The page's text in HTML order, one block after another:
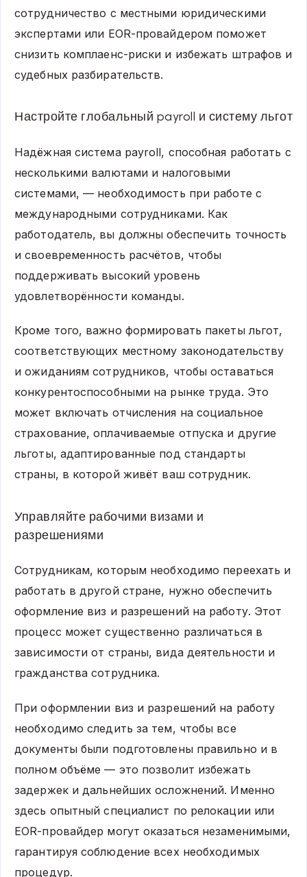
сотрудничество с местными юридическими
экспертами или EOR-провайдером поможет
снизить комплаенс-риски и избежать штрафов и
судебных разбирательств.
Настройте глобальный payroll и систему льгот
Надёжная система payroll, способная работать с
несколькими валютами и налоговыми
системами, — необходимость при работе с
международными сотрудниками. Как
работодатель, вы должны обеспечить точность
и своевременность расчётов, чтобы
поддерживать высокий уровень
удовлетворённости команды.
Кроме того, важно формировать пакеты льгот,
соответствующих местному законодательству
и ожиданиям сотрудников, чтобы оставаться
конкурентоспособными на рынке труда. Это
может включать отчисления на социальное
страхование, оплачиваемые отпуска и другие
льготы, адаптированные под стандарты
страны, в которой живёт ваш сотрудник.
Управляйте рабочими визами и
разрешениями
Сотрудникам, которым необходимо переехать и
работать в другой стране, нужно обеспечить
оформление виз и разрешений на работу. Этот
процесс может существенно различаться в
зависимости от страны, вида деятельности и
гражданства сотрудника.
При оформлении виз и разрешений на работу
необходимо следить за тем, чтобы все
документы были подготовлены правильно и в
полном объёме — это позволит избежать
задержек и дальнейших осложнений. Именно
здесь опытный специалист по релокации или
EOR-провайдер могут оказаться незаменимыми,
гарантируя соблюдение всех необходимых
процедур.